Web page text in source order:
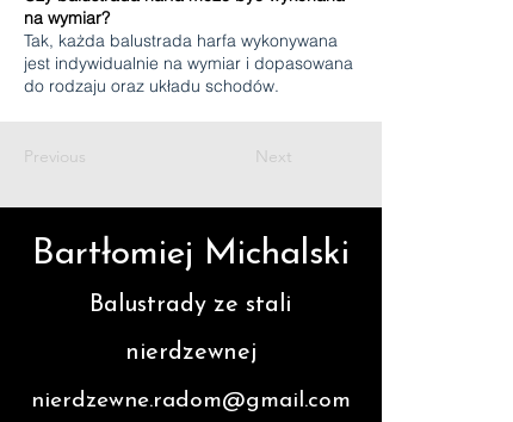
na wymiar?
Tak, każda balustrada harfa wykonywana
jest indywidualnie na wymiar i dopasowana
do rodzaju oraz układu schodów.
Previous Next
Bartłomiej Michalski
Balustrady ze stali
nierdzewnej
nierdzewne.radom@gmail.com